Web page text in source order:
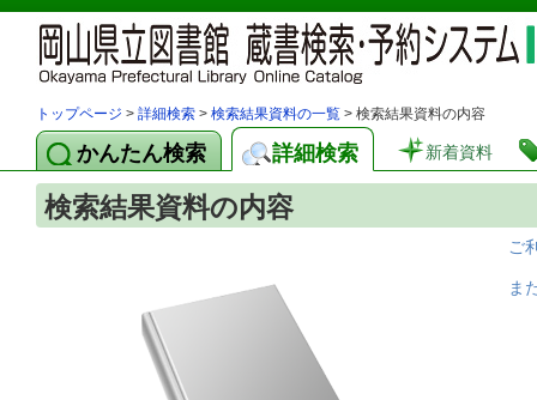
トップページ > 詳細検索 > 検索結果資料の一覧 > 検索結果資料の内容
かんたん検索 詳細検索 新着資料
検索結果資料の内容
ご
ま